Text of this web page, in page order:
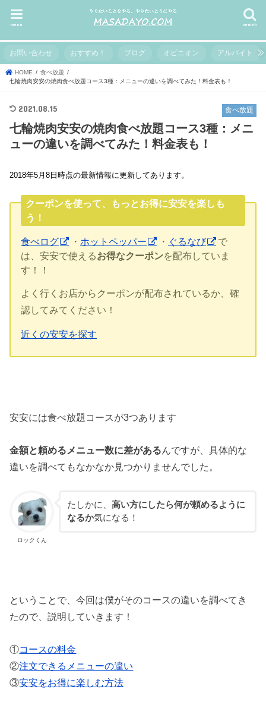
search
menu
お問い合わせ おすすめ！ ブログ オピニオン アルバイト
HOME
食べ放題
七輪焼肉安安の焼肉食べ放題コース3種：メニューの違いを調べてみた！料金表も！
食べ放題
2021.08.15
七輪焼肉安安の焼肉食べ放題コース3種：メニ
ューの違いを調べてみた！料金表も！
2018年5月8日時点の最新情報に更新してあります。
クーポンを使って、もっとお得に安安を楽しも
う！
食べログ ・ ホットペッパー ・ ぐるなび
で
は、安安で使えるお得なクーポンを配布していま
す！！
よく行くお店からクーポンが配布されているか、確
認してみてください！
近くの安安を探す
安安には食べ放題コースが3つあります
金額と頼めるメニュー数に差があるんですが、具体的な
違いを調べてもなかなか見つかりませんでした。
ロックくん
たしかに、 高い方にしたら何が頼めるように
なるか気になる！
ということで、今回は僕がそのコースの違いを調べてき
たので、説明していきます！
①コースの料金
②注文できるメニューの違い
③安安をお得に楽しむ方法